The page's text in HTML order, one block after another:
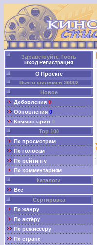
Здравствуйте, Гость
Вход Регистрация
О Проекте
Всего фильмов 36002
Новое
Добавления 0
Обновления 0
Комментарии 0
Top 100
По просмотрам
По голосам
По рейтингу
По комментариям
Каталоги
Все
Сортировка
По жанру
По актёру
По режиссеру
По стране